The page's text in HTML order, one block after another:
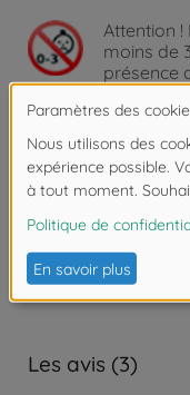
Attention !
moins de
présence
Détails
Échelle: 1:24
Les avis (3)